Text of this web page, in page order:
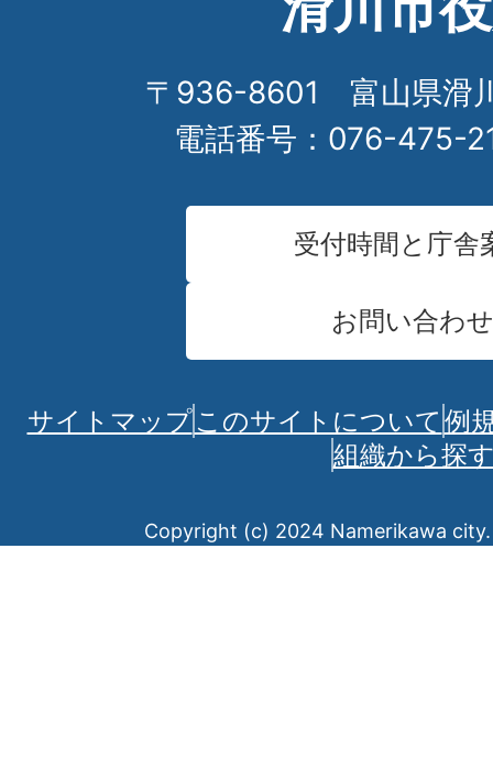
〒936-8601 富山県滑
電話番号：076-475-
受付時間と庁舎
お問い合わせ
サイトマップこのサイトについて 例
組織から探
Copyright (c) 2024 Namerikawa